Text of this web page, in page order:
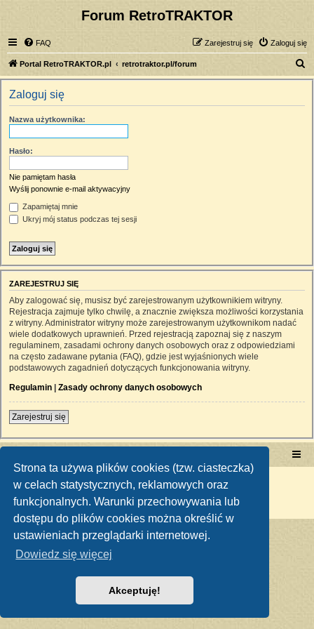
Strona ta używa plików cookies (tzw. ciasteczka)
w celach statystycznych, reklamowych oraz
funkcjonalnych. Warunki przechowywania lub
dostępu do plików cookies można określić w
ustawieniach przeglądarki internetowej.
Dowiedz się więcej
Akceptuję!
Forum RetroTRAKTOR
FAQ Zaloguj się
Zarejestruj się
Portal RetroTRAKTOR.pl retrotraktor.pl/forum
z
Zaloguj się
Nazwa użytkownika:
Hasło:
Nie pamiętam hasła
Wyślij ponownie e-mail aktywacyjny
Zapamiętaj mnie
Ukryj mój status podczas tej sesji
ZAREJESTRUJ SIĘ
Aby zalogować się, musisz być zarejestrowanym użytkownikiem witryny.
Rejestracja zajmuje tylko chwilę, a znacznie zwiększa możliwości korzystania
z witryny. Administrator witryny może zarejestrowanym użytkownikom nadać
wiele dodatkowych uprawnień. Przed rejestracją zapoznaj się z naszym
regulaminem, zasadami ochrony danych osobowych oraz z odpowiedziami
na często zadawane pytania (FAQ), gdzie jest wyjaśnionych wiele
podstawowych zagadnień dotyczących funkcjonowania witryny.
Regulamin | Zasady ochrony danych osobowych
Zarejestruj się
Technologię dostarcza phpBB ® Forum Software © phpBB Limited
Polski pakiet językowy dostarcza
Zasady ochrony danych osobowych|Regulamin